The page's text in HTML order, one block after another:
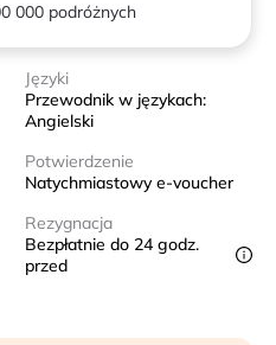
000 podróżnych
Języki
Przewodnik w językach:
Angielski
Potwierdzenie
Natychmiastowy e-voucher
Rezygnacja
Bezpłatnie do 24 godz.
przed